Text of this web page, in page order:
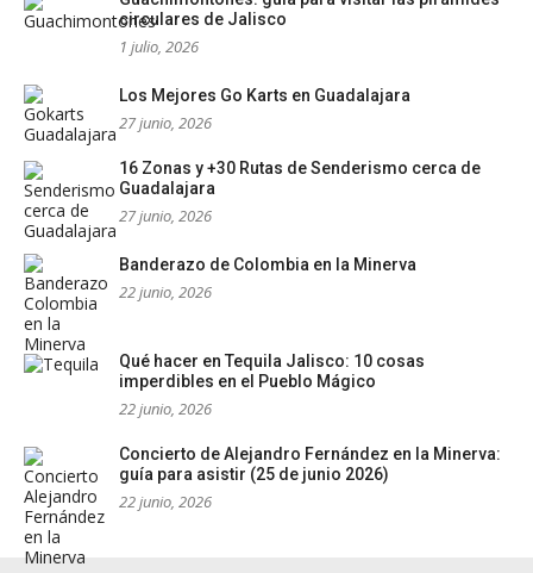
circulares de Jalisco
1 julio, 2026
Los Mejores Go Karts en Guadalajara
27 junio, 2026
16 Zonas y +30 Rutas de Senderismo cerca de
Guadalajara
27 junio, 2026
Banderazo de Colombia en la Minerva
22 junio, 2026
Qué hacer en Tequila Jalisco: 10 cosas
imperdibles en el Pueblo Mágico
22 junio, 2026
Concierto de Alejandro Fernández en la Minerva:
guía para asistir (25 de junio 2026)
22 junio, 2026